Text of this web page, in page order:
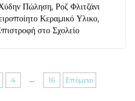
Πώληση, Ροζ Φλιτζάνι
Κεραμικό Υλικο,
στο Σχολείο
4 ... 16 Επόμενο